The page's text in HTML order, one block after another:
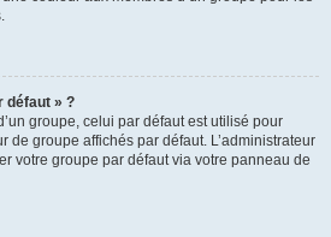
défaut » ?
groupe, celui par défaut est utilisé pour
de groupe affichés par défaut. L’administrateur
votre groupe par défaut via votre panneau de